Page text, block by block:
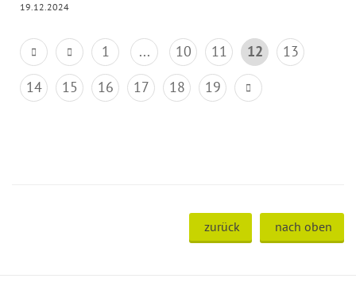
19.12.2024
1 ... 10 11 12
13
14
15 16 17 18 19
zurück nach oben